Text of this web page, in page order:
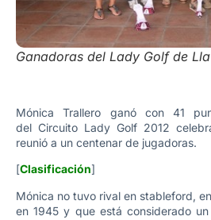
Ganadoras del Lady Golf de
Mónica Trallero ganó con 41
del Circuito Lady Golf 2012
reunió a un centenar de jugadoras.
[Clasificación]
Mónica no tuvo rival en stableford,
en 1945 y que está considerado